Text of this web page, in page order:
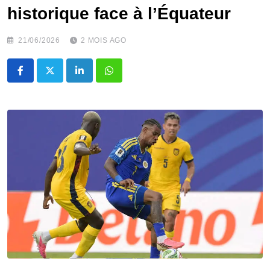
historique face à l’Équateur
21/06/2026 2 MOIS AGO
LinkedInWhatsapp